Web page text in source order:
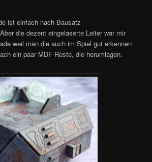
ist einfach nach Bausatz
die dezent eingelaserte Leiter war mir
weil man die auch im Spiel gut erkennen
ein paar MDF Reste, die herumlagen.